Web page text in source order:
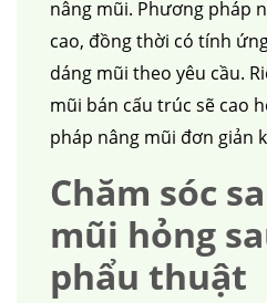
nâng mũi. Phương pháp
cao, đồng thời có tính
dáng mũi theo yêu cầu.
mũi bán cấu trúc sẽ cao
pháp nâng mũi đơn giản
Chăm sóc
mũi hỏng
phẩu thuật